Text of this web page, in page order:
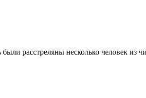
расстреляны несколько человек из